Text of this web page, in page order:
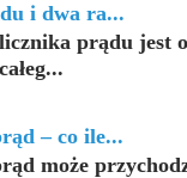
i dwa ra...
prądu jest
– co ile...
może